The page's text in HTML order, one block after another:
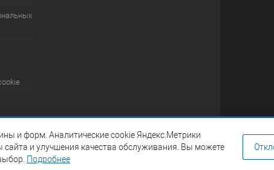
и форм. Аналитические cookie Яндекс.Метрики
сайта и улучшения качества обслуживания. Вы можете
Подробнее